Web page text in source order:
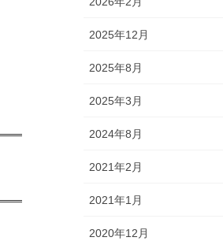
2025年12月
2025年8月
2025年3月
2024年8月
2021年2月
2021年1月
2020年12月